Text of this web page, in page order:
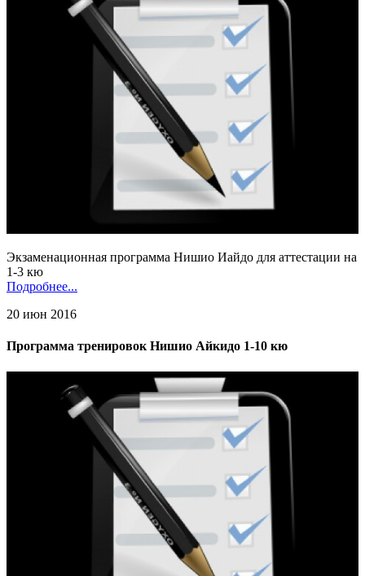
Экзаменационная программа Нишио Иайдо для аттестации на
1-3 кю
Подробнее...
20 июн 2016
Программа тренировок Нишио Айкидо 1-10 кю